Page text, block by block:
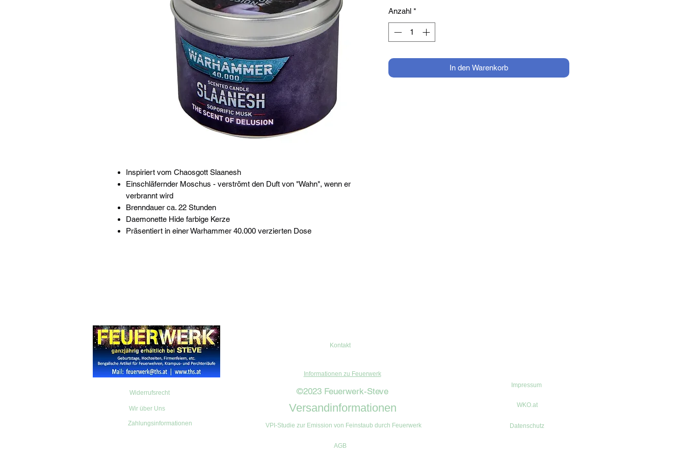
Inspiriert vom Chaosgott Slaanesh
Einschläfernder Moschus - verströmt den Duft von "Wahn", wenn er
verbrannt wird
Brenndauer ca. 22 Stunden
Daemonette Hide farbige Kerze
Präsentiert in einer Warhammer 40.000 verzierten Dose
Anzahl *
In den Warenkorb
Widerrufsrecht
Wir über Uns
Zahlungsinformationen
Kontakt
Informationen zu Feuerwerk
©2023 Feuerwerk-Steve
Versandinformationen
VPI-Studie zur Emission von Feinstaub durch Feuerwerk
AGB
Impressum
WKO.at
Datenschutz